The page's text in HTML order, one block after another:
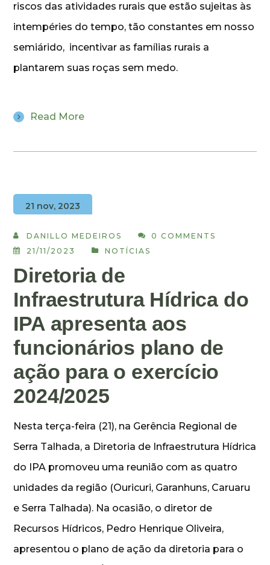
riscos das atividades rurais que estão sujeitas às
intempéries do tempo, tão constantes em nosso
semiárido, incentivar as famílias rurais a
plantarem suas roças sem medo.
Read More
21 nov, 2023
DANILLO MEDEIROS
0 COMMENTS
21/11/2023
NOTÍCIAS
Diretoria de
Infraestrutura Hídrica do
IPA apresenta aos
funcionários plano de
ação para o exercício
2024/2025
Nesta terça-feira (21), na Gerência Regional de
Serra Talhada, a Diretoria de Infraestrutura Hídrica
do IPA promoveu uma reunião com as quatro
unidades da região (Ouricuri, Garanhuns, Caruaru
e Serra Talhada). Na ocasião, o diretor de
Recursos Hídricos, Pedro Henrique Oliveira,
apresentou o plano de ação da diretoria para o